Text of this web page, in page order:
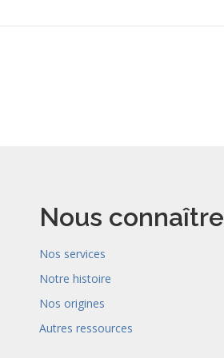
Nous connaître
Nos services
Notre histoire
Nos origines
Autres ressources